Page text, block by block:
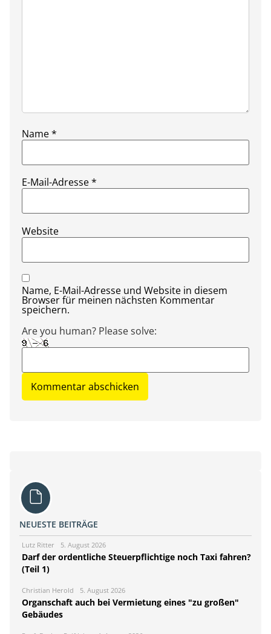
Name*
E-Mail-Adresse*
Website
Name, E-Mail-Adresse und Website in diesem
Browser für meinen nächsten Kommentar
speichern.
Are you human? Please solve:
NEUESTE BEITRÄGE
Lutz Ritter 5. August 2026
Darf der ordentliche Steuerpflichtige noch Taxi fahren?
(Teil 1)
Christian Herold 5. August 2026
Organschaft auch bei Vermietung eines "zu großen"
Gebäudes